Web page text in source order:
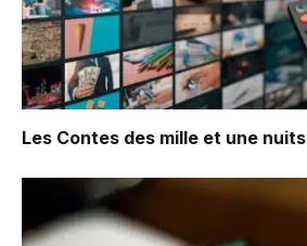
Les Contes des mille et une nuits